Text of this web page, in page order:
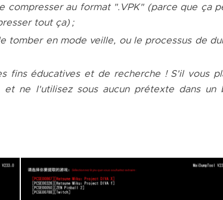
compresser au format ".VPK" (parce que ça
tout ça) ;
tomber en mode veille, ou le processus de
fins éducatives et de recherche ! S'il vous
et ne l'utilisez sous aucun prétexte dans un